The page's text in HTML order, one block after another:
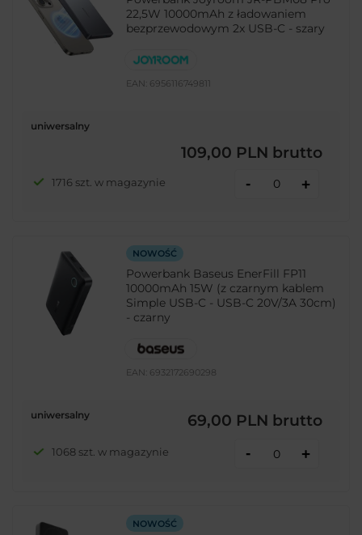
22,5W 10000mAh z ładowaniem
bezprzewodowym 2x USB-C - szary
EAN: 6956116749811
uniwersalny
109,00 PLN brutto
1716 szt. w magazynie - +
NOWOŚĆ
Powerbank Baseus EnerFill FP11
10000mAh 15W (z czarnym kablem
Simple USB-C - USB-C 20V/3A 30cm)
- czarny
EAN: 6932172690298
uniwersalny 69,00 PLN brutto
1068 szt. w magazynie - +
NOWOŚĆ